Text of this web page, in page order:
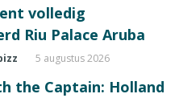
volledig
Riu Palace Aruba
5 augustus 2026
the Captain: Holland